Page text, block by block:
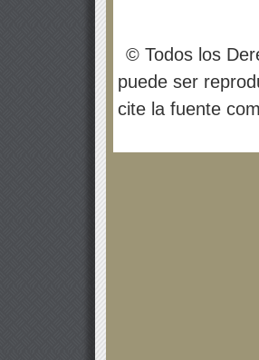
© Todos los
puede ser
cite la fuente